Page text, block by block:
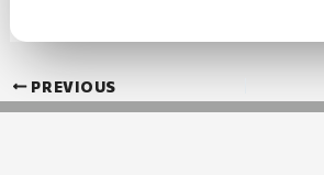
PREVIOUS